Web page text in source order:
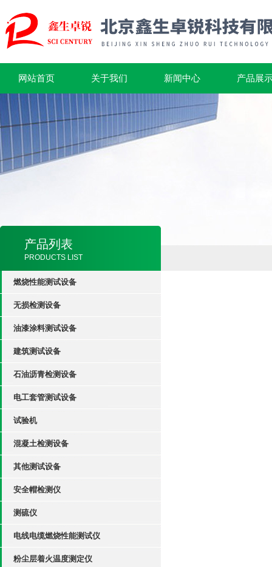
网站首页 关于我们 新闻中心 产品展
产品列表
PRODUCTS LIST
燃烧性能测试设备
无损检测设备
油漆涂料测试设备
建筑测试设备
石油沥青检测设备
电工套管测试设备
试验机
混凝土检测设备
其他测试设备
安全帽检测仪
测硫仪
电线电缆燃烧性能测试仪
粉尘层着火温度测定仪